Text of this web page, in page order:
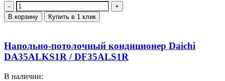
Количество
В корзину Купить в 1 клик
Напольно-потолочный кондиционер Daichi
DA35ALKS1R / DF35ALS1R
В наличии: